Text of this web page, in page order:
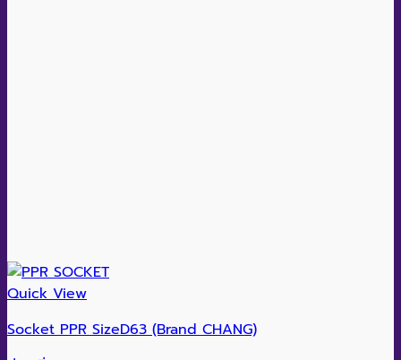
Quick View
Socket PPR SizeD63 (Brand CHANG)